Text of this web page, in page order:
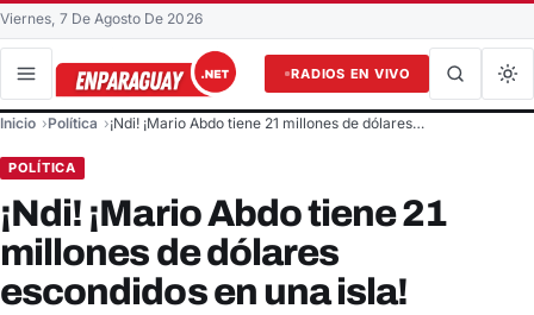
Viernes, 7 De Agosto De 2026
RADIOS EN VIVO
Buscar en el sitio
Inicio Política ¡Ndi! ¡Mario Abdo tiene 21 millones de dólares…
POLÍTICA
¡Ndi! ¡Mario Abdo tiene 21
millones de dólares
escondidos en una isla!